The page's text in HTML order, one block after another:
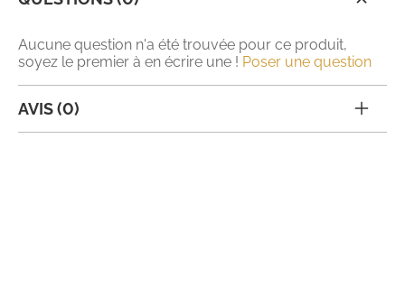
Aucune question n'a été trouvée pour ce produit,
soyez le premier à en écrire une ! Poser une question
AVIS (0)